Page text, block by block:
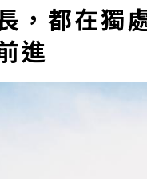
，都在獨
進